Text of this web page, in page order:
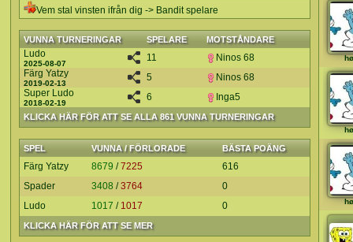
Vem stal vinsten ifrån dig -> Bandit spelare
VUNNA TURNERINGAR SPELARE MOTSTÅNDARE
KLICKA HÄR FÖR ATT SE ALLA 861 VUNNA TURNERINGAR
Ludo
2025-08-07
11
Ninos 68
Färg Yatzy
2019-02-13
5
Ninos 68
Super Ludo
2018-02-19
6 Inga5
SPEL VUNNA / FÖRLORADE BÄSTA POÄNG
KLICKA HÄR FÖR ATT SE MER
Färg Yatzy 8679 /7225
616
Spader
3408 /3764
0
Ludo
1017 / 1017 0